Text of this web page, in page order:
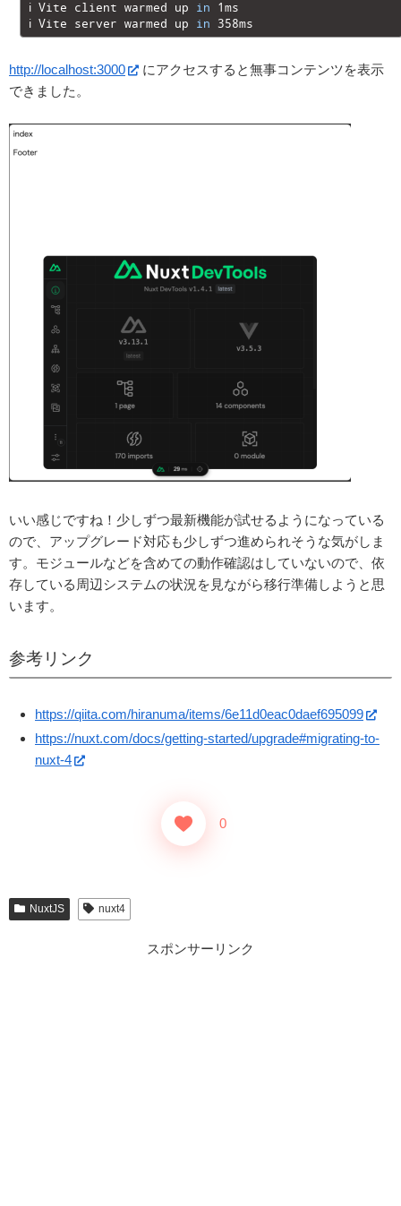
ℹ Vite client warmed up in
1ms
ℹ Vite server warmed up in 358ms
http://localhost:3000
にアクセスすると無事コンテンツを表示
できました。
いい感じですね！少しずつ最新機能が試せるようになっている
ので、アップグレード対応も少しずつ進められそうな気がしま
す。モジュールなどを含めての動作確認はしていないので、依
存している周辺システムの状況を見ながら移行準備しようと思
います。
参考リンク
https://qiita.com/hiranuma/items/6e11d0eac0daef695099
https://nuxt.com/docs/getting-started/upgrade#migrating-to-
nuxt-4
0
NuxtJS nuxt4
スポンサーリンク